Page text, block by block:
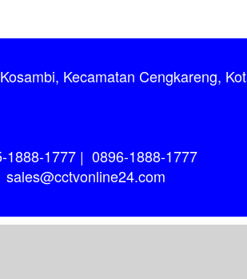
Kecamatan Cengkareng,
1888-1777 | 0896-1888-1777
sales@cctvonline24.com